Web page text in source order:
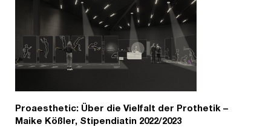
Proaesthetic: Über die Vielfalt der Prothetik –
Maike Kößler, Stipendiatin 2022/2023